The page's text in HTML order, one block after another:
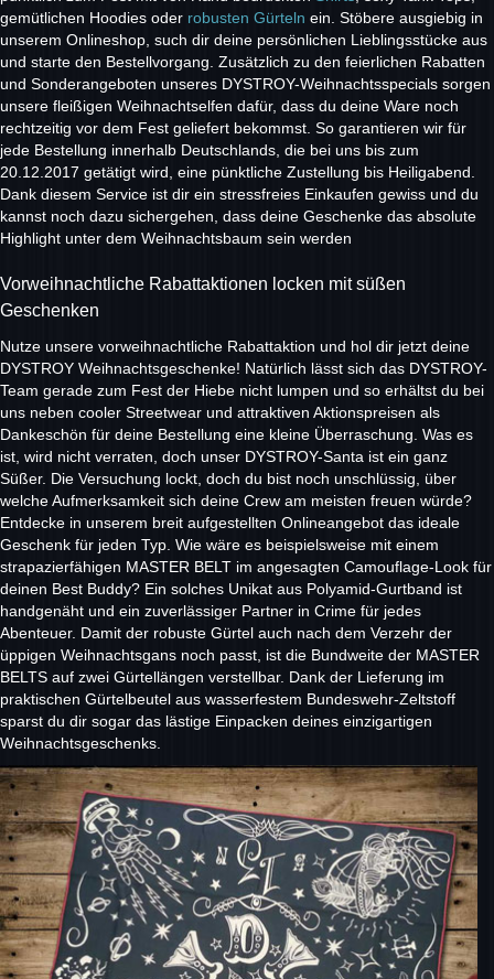
gemütlichen Hoodies oder robusten Gürteln ein. Stöbere ausgiebig in
unserem Onlineshop, such dir deine persönlichen Lieblingsstücke aus
und starte den Bestellvorgang. Zusätzlich zu den feierlichen Rabatten
und Sonderangeboten unseres DYSTROY-Weihnachtsspecials sorgen
unsere fleißigen Weihnachtselfen dafür, dass du deine Ware noch
rechtzeitig vor dem Fest geliefert bekommst. So garantieren wir für
jede Bestellung innerhalb Deutschlands, die bei uns bis zum
20.12.2017 getätigt wird, eine pünktliche Zustellung bis Heiligabend.
Dank diesem Service ist dir ein stressfreies Einkaufen gewiss und du
kannst noch dazu sichergehen, dass deine Geschenke das absolute
Highlight unter dem Weihnachtsbaum sein werden
Vorweihnachtliche Rabattaktionen locken mit süßen
Geschenken
Nutze unsere vorweihnachtliche Rabattaktion und hol dir jetzt deine
DYSTROY Weihnachtsgeschenke! Natürlich lässt sich das DYSTROY-
Team gerade zum Fest der Hiebe nicht lumpen und so erhältst du bei
uns neben cooler Streetwear und attraktiven Aktionspreisen als
Dankeschön für deine Bestellung eine kleine Überraschung. Was es
ist, wird nicht verraten, doch unser DYSTROY-Santa ist ein ganz
Süßer. Die Versuchung lockt, doch du bist noch unschlüssig, über
welche Aufmerksamkeit sich deine Crew am meisten freuen würde?
Entdecke in unserem breit aufgestellten Onlineangebot das ideale
Geschenk für jeden Typ. Wie wäre es beispielsweise mit einem
strapazierfähigen MASTER BELT im angesagten Camouflage-Look für
deinen Best Buddy? Ein solches Unikat aus Polyamid-Gurtband ist
handgenäht und ein zuverlässiger Partner in Crime für jedes
Abenteuer. Damit der robuste Gürtel auch nach dem Verzehr der
üppigen Weihnachtsgans noch passt, ist die Bundweite der MASTER
BELTS auf zwei Gürtellängen verstellbar. Dank der Lieferung im
praktischen Gürtelbeutel aus wasserfestem Bundeswehr-Zeltstoff
sparst du dir sogar das lästige Einpacken deines einzigartigen
Weihnachtsgeschenks.